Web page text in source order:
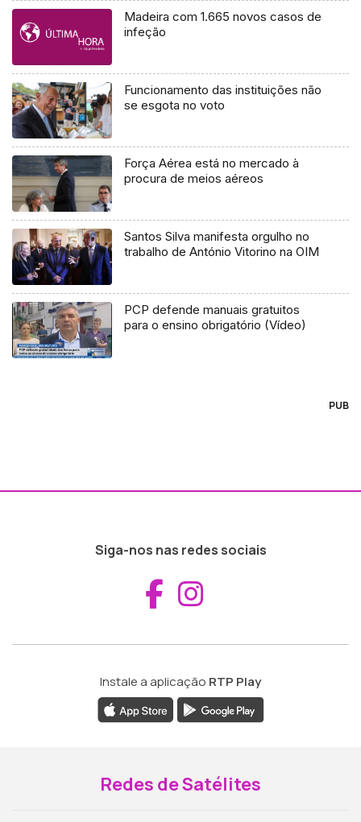
Madeira com 1.665 novos casos de
infeção
Funcionamento das instituições não
se esgota no voto
Força Aérea está no mercado à
procura de meios aéreos
Santos Silva manifesta orgulho no
trabalho de António Vitorino na OIM
PCP defende manuais gratuitos
para o ensino obrigatório (Vídeo)
PUB
Siga-nos nas redes sociais
Aceder ao
Instale a aplicação RTP Play
Redes de Satélites